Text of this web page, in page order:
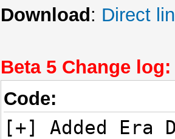
Download: Direct
Beta 5 Change log:
Code:
[+] Added Era